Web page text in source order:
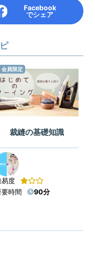
Facebook
でシェア
裁縫の基礎知識
会員限定
易度
要時間
90分